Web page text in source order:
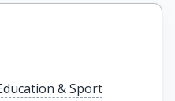
& Sport